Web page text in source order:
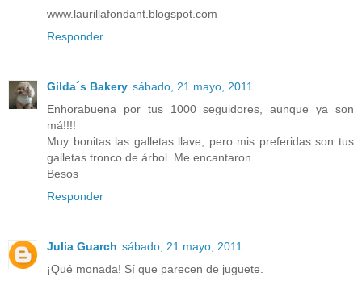
www.laurillafondant.blogspot.com
Responder
Gilda´s Bakery sábado, 21 mayo, 2011
Enhorabuena por tus 1000 seguidores, aunque ya son
má!!!!
Muy bonitas las galletas llave, pero mis preferidas son tus
galletas tronco de árbol. Me encantaron.
Besos
Responder
Julia Guarch sábado, 21 mayo, 2011
¡Qué monada! Sí que parecen de juguete.